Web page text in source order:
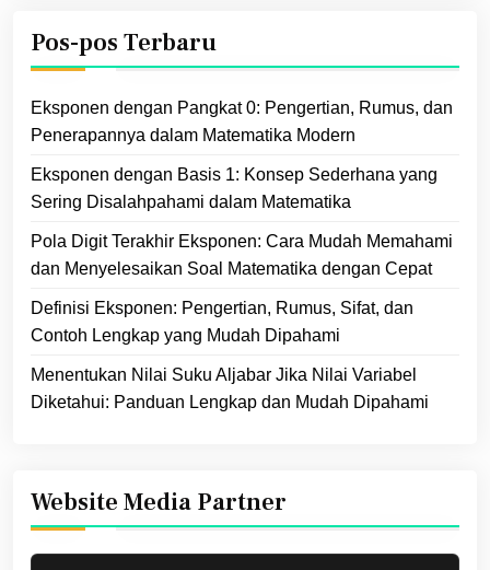
Pos-pos Terbaru
Eksponen dengan Pangkat 0: Pengertian, Rumus, dan
Penerapannya dalam Matematika Modern
Eksponen dengan Basis 1: Konsep Sederhana yang
Sering Disalahpahami dalam Matematika
Pola Digit Terakhir Eksponen: Cara Mudah Memahami
dan Menyelesaikan Soal Matematika dengan Cepat
Definisi Eksponen: Pengertian, Rumus, Sifat, dan
Contoh Lengkap yang Mudah Dipahami
Menentukan Nilai Suku Aljabar Jika Nilai Variabel
Diketahui: Panduan Lengkap dan Mudah Dipahami
Website Media Partner